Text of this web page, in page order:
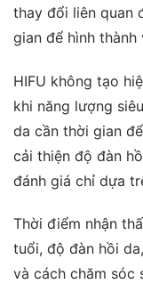
thay đổi liên quan
gian để hình thành
HIFU không tạo
khi năng lượng
da cần thời gian
cải thiện độ đàn
đánh giá chỉ dựa
Thời điểm nhận
tuổi, độ đàn hồi
và cách chăm sóc